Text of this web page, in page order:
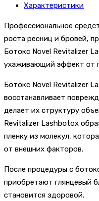
Характеристики
Профессиональное
роста ресниц и бровей,
Ботокс Novel Revitalizer
ухаживающий эффект от
Ботокс Novel Revitalizer
восстанавливает
делает их структуру
Revitalizer Lashbotox
пленку из молекул,
от внешних факторов.
После процедуры с
приобретают глянцевый
становится здоровой.